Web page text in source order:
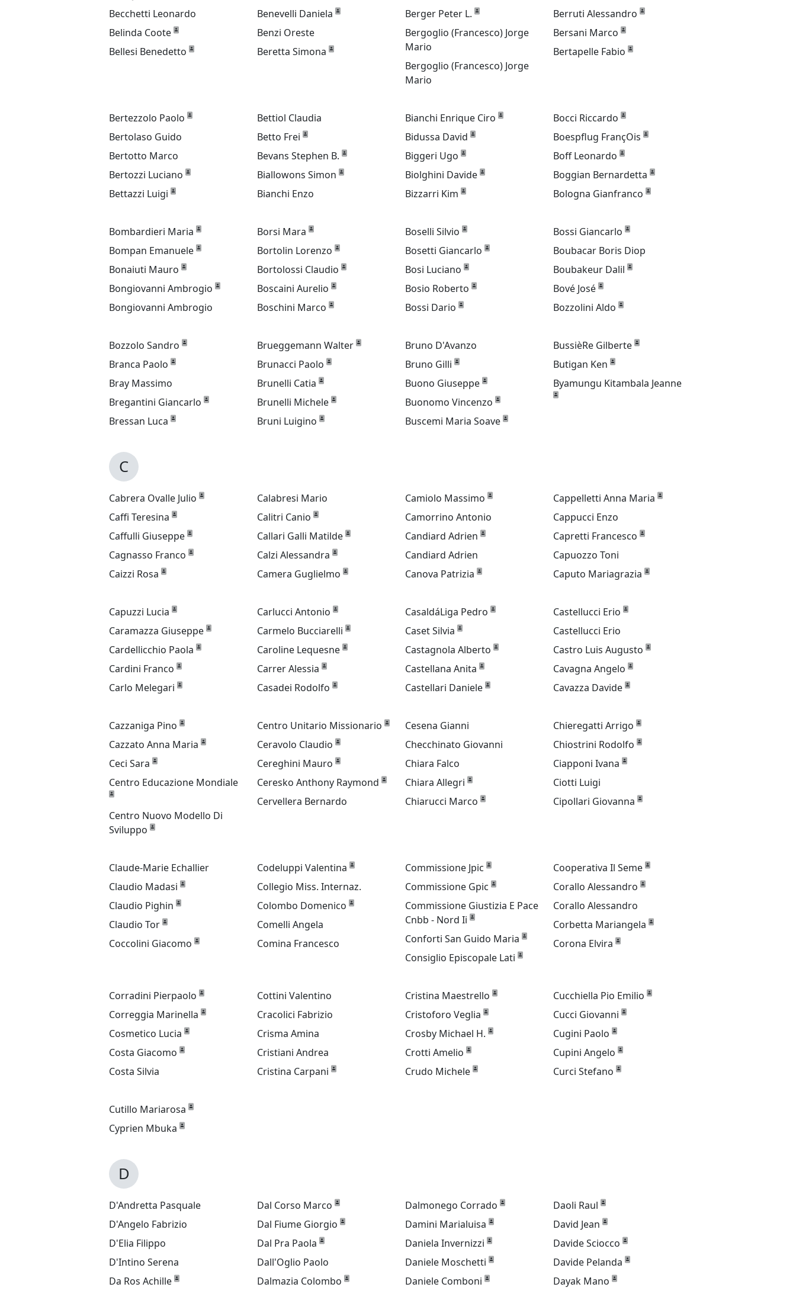
Becchetti Leonardo
Belinda Coote
Bellesi Benedetto
Benevelli Daniela
Benzi Oreste
Beretta Simona
Berger Peter L.
Bergoglio (Francesco) Jorge
Mario
Bergoglio (Francesco) Jorge
Mario
Berruti Alessandro
Bersani Marco
Bertapelle Fabio
Bertezzolo Paolo
Bertolaso Guido
Bertotto Marco
Bertozzi Luciano
Bettazzi Luigi
Bettiol Claudia
Betto Frei
Bevans Stephen B.
Biallowons Simon
Bianchi Enzo
Bianchi Enrique Ciro
Bidussa David
Biggeri Ugo
Biolghini Davide
Bizzarri Kim
Bocci Riccardo
Boespflug FrançOis
Boff Leonardo
Boggian Bernardetta
Bologna Gianfranco
Bombardieri Maria
Bompan Emanuele
Bonaiuti Mauro
Bongiovanni Ambrogio
Bongiovanni Ambrogio
Borsi Mara
Bortolin Lorenzo
Bortolossi Claudio
Boscaini Aurelio
Boschini Marco
Boselli Silvio
Bosetti Giancarlo
Bosi Luciano
Bosio Roberto
Bossi Dario
Bossi Giancarlo
Boubacar Boris Diop
Boubakeur Dalil
Bové José
Bozzolini Aldo
Bozzolo Sandro
Branca Paolo
Bray Massimo
Bregantini Giancarlo
Bressan Luca
Brueggemann Walter
Brunacci Paolo
Brunelli Catia
Brunelli Michele
Bruni Luigino
Bruno D'Avanzo
Bruno Gilli
Buono Giuseppe
Buonomo Vincenzo
Buscemi Maria Soave
BussièRe Gilberte
Butigan Ken
Byamungu Kitambala Jeanne
C
Cabrera Ovalle Julio
Caffi Teresina
Caffulli Giuseppe
Cagnasso Franco
Caizzi Rosa
Calabresi Mario
Calitri Canio
Callari Galli Matilde
Calzi Alessandra
Camera Guglielmo
Camiolo Massimo
Camorrino Antonio
Candiard Adrien
Candiard Adrien
Canova Patrizia
Cappelletti Anna Maria
Cappucci Enzo
Capretti Francesco
Capuozzo Toni
Caputo Mariagrazia
Capuzzi Lucia
Caramazza Giuseppe
Cardellicchio Paola
Cardini Franco
Carlo Melegari
Carlucci Antonio
Carmelo Bucciarelli
Caroline Lequesne
Carrer Alessia
Casadei Rodolfo
CasaldáLiga Pedro
Caset Silvia
Castagnola Alberto
Castellana Anita
Castellari Daniele
Castellucci Erio
Castellucci Erio
Castro Luis Augusto
Cavagna Angelo
Cavazza Davide
Cazzaniga Pino
Cazzato Anna Maria
Ceci Sara
Centro Educazione Mondiale
Centro Nuovo Modello Di
Sviluppo
Centro Unitario Missionario
Ceravolo Claudio
Cereghini Mauro
Ceresko Anthony Raymond
Cervellera Bernardo
Cesena Gianni
Checchinato Giovanni
Chiara Falco
Chiara Allegri
Chiarucci Marco
Chieregatti Arrigo
Chiostrini Rodolfo
Ciapponi Ivana
Ciotti Luigi
Cipollari Giovanna
Claude-Marie Echallier
Claudio Madasi
Claudio Pighin
Claudio Tor
Coccolini Giacomo
Codeluppi Valentina
Collegio Miss. Internaz.
Colombo Domenico
Comelli Angela
Comina Francesco
Commissione Jpic
Commissione Gpic
Commissione Giustizia E Pace
Cnbb - Nord Ii
Conforti San Guido Maria
Consiglio Episcopale Lati
Cooperativa Il Seme
Corallo Alessandro
Corallo Alessandro
Corbetta Mariangela
Corona Elvira
Corradini Pierpaolo
Correggia Marinella
Cosmetico Lucia
Costa Giacomo
Costa Silvia
Cottini Valentino
Cracolici Fabrizio
Crisma Amina
Cristiani Andrea
Cristina Carpani
Cristina Maestrello
Cristoforo Veglia
Crosby Michael H.
Crotti Amelio
Crudo Michele
Cucchiella Pio Emilio
Cucci Giovanni
Cugini Paolo
Cupini Angelo
Curci Stefano
Cutillo Mariarosa
Cyprien Mbuka
D
D'Andretta Pasquale
D'Angelo Fabrizio
D'Elia Filippo
D'Intino Serena
Da Ros Achille
Dal Corso Marco
Dal Fiume Giorgio
Dal Pra Paola
Dall'Oglio Paolo
Dalmazia Colombo
Dalmonego Corrado
Damini Marialuisa
Daniela Invernizzi
Daniele Moschetti
Daniele Comboni
Daoli Raul
David Jean
Davide Sciocco
Davide Pelanda
Dayak Mano